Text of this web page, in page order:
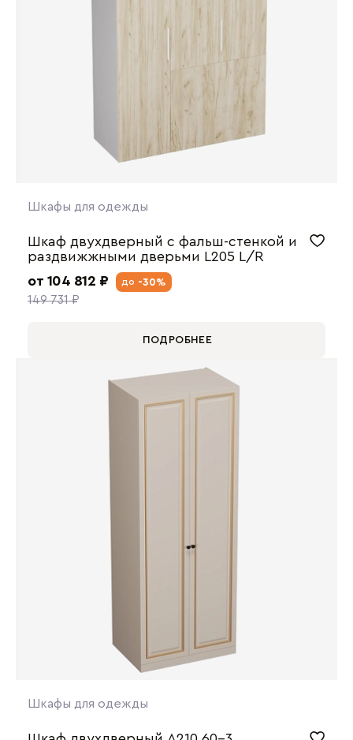
Шкафы для одежды
Шкаф двухдверный с фальш-стенкой и
раздвижжными дверьми L205 L/R
от 104 812 ₽
149 731 ₽
до -30%
ПОДРОБНЕЕ
Шкафы для одежды